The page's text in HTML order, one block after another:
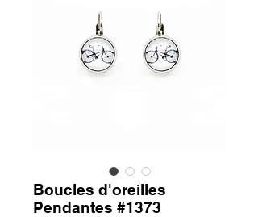
Boucles d'oreilles
Pendantes #1373